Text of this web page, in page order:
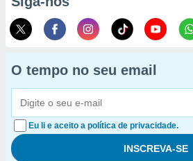
O tempo no seu email
Eu li e aceito a política de privacidade.